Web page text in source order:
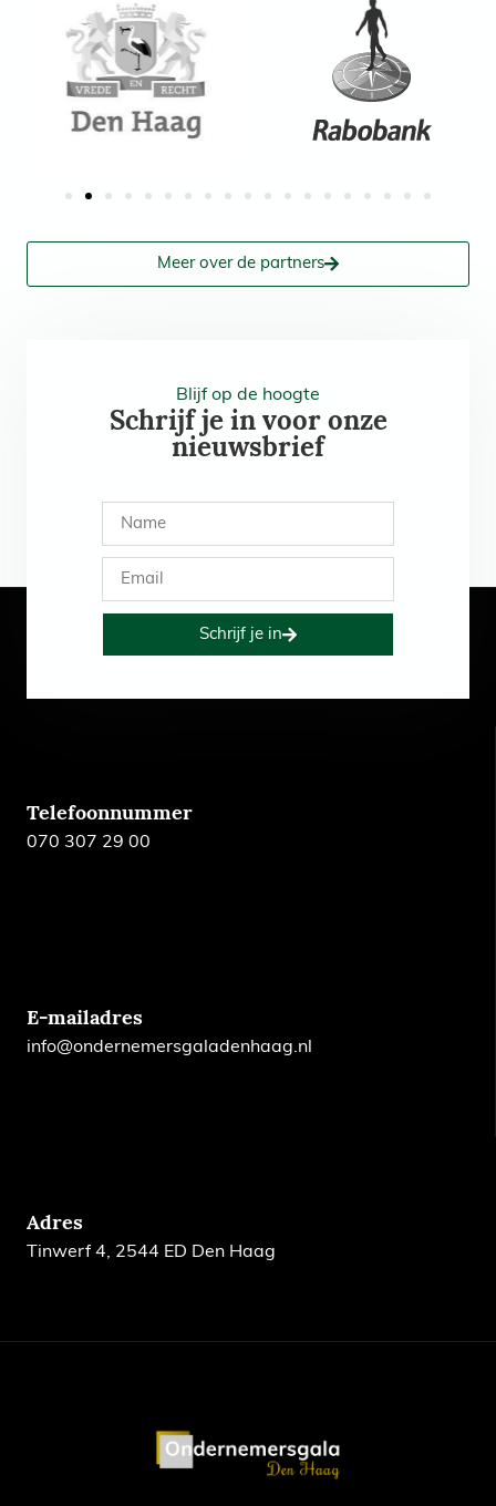
Meer over de partners
Blijf op de hoogte
Schrijf je in voor onze
nieuwsbrief
Schrijf je in
Telefoonnummer
070 307 29 00
E-mailadres
info@ondernemersgaladenhaag.nl
Adres
Tinwerf 4, 2544 ED Den Haag